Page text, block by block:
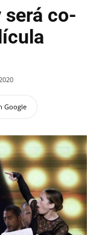
será co-
Google